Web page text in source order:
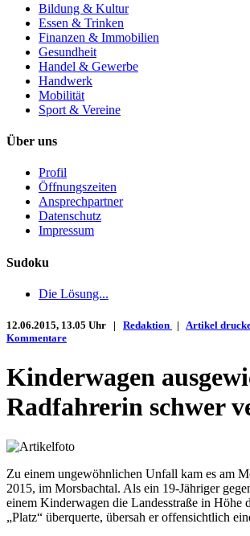
Bildung & Kultur
Essen & Trinken
Finanzen & Immobilien
Gesundheit
Handel & Gewerbe
Handwerk
Mobilität
Sport & Vereine
Über uns
Profil
Öffnungszeiten
Ansprechpartner
Datenschutz
Impressum
Sudoku
Die Lösung...
12.06.2015, 13.05 Uhr | Redaktion | Artikel
Kommentare
Kinderwagen
Radfahrerin schwer
Zu einem ungewöhnlichen Unfall kam es am
2015, im Morsbachtal. Als ein 19-Jähriger
einem Kinderwagen die Landesstraße in Höhe
„Platz“ überquerte, übersah er offensichtlich